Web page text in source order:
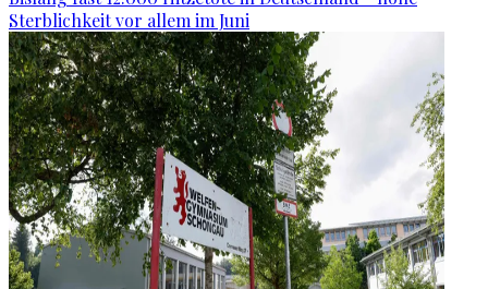
Sterblichkeit vor allem im Juni